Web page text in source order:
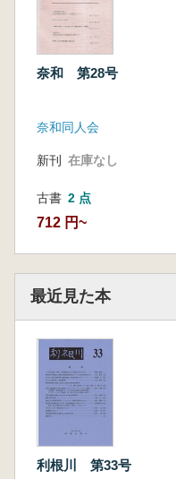
奈和 第28号
奈和同人会
新刊 在庫なし
古書 2 点
712 円~
最近見た本
利根川 第33号